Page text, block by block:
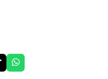
W
h